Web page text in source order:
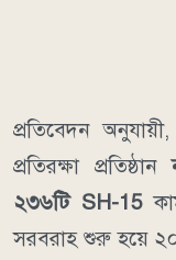
প্রতিবেদন অনুযায়ী,
প্রতিরক্ষা প্রতিষ্ঠান
২৩৬টি SH-15
সরবরাহ শুরু হয়ে